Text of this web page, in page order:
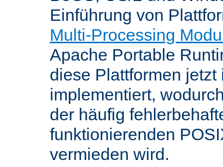
Einführung von
Multi-Processing
Apache Portable
diese Plattformen
implementiert,
der häufig
funktionierenden
vermieden wird.